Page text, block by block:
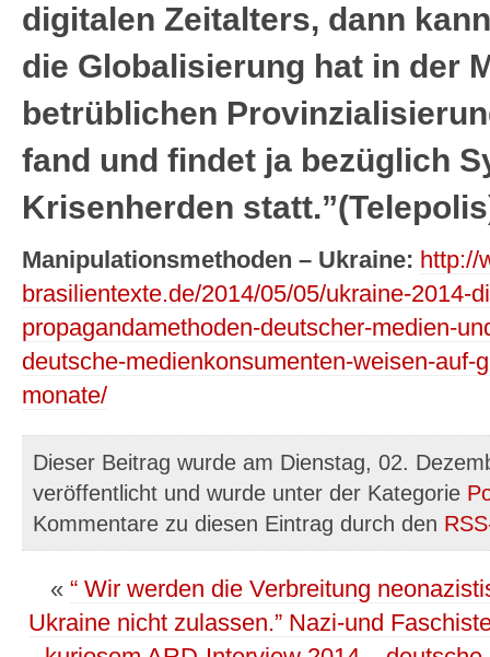
digitalen Zeitalters, dann
die Globalisierung hat in der
betrüblichen
fand und findet ja bezüglich
Krisenherden
Manipulationsmethoden – Ukraine: http://
brasilientexte.de/2014/05/05/ukraine-2014-
propagandamethoden-deutscher-medien-
deutsche-medienkonsumenten-weisen-auf-
monate/
Dieser Beitrag wurde am Dienstag, 02.
veröffentlicht und wurde unter der Kategorie
Kommentare zu diesen Eintrag durch den
« “ Wir werden die Verbreitung
Ukraine nicht zulassen.” Nazi-und